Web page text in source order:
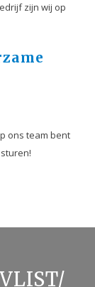
zijn wij op
ons team bent